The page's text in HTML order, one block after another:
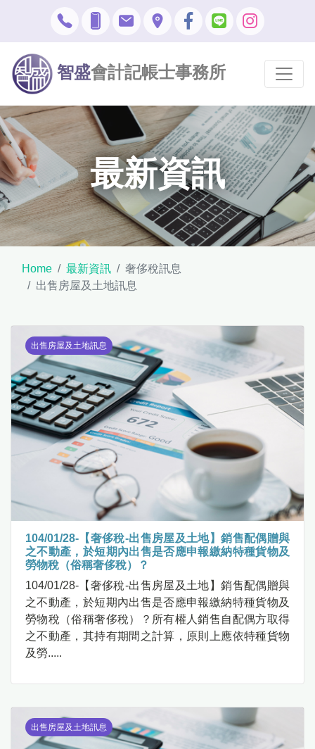
智盛會計記帳士事務所
最新資訊
Home 最新資訊
奢侈稅訊息
出售房屋及土地訊息
出售房屋及土地訊息
104/01/28-【奢侈稅-出售房屋及土地】銷售配偶贈與
之不動產，於短期內出售是否應申報繳納特種貨物及
勞物稅（俗稱奢侈稅）？
104/01/28-【奢侈稅-出售房屋及土地】銷售配偶贈與
之不動產，於短期內出售是否應申報繳納特種貨物及
勞物稅（俗稱奢侈稅）？所有權人銷售自配偶方取得
之不動產，其持有期間之計算，原則上應依特種貨物
及勞.....
出售房屋及土地訊息